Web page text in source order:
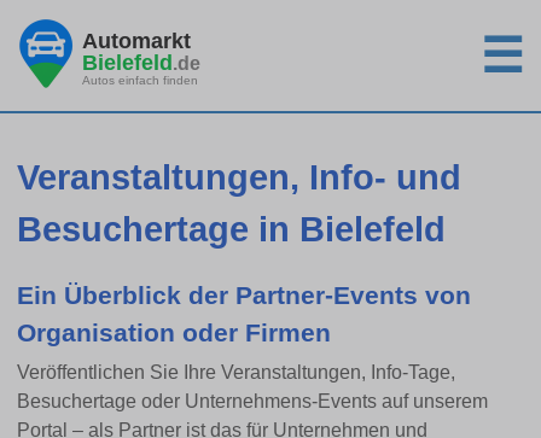
Automarkt
Bielefeld.de
Autos einfach finden ☰
Veranstaltungen, Info- und
Besuchertage in Bielefeld
Ein Überblick der Partner-Events von
Organisation oder Firmen
Veröffentlichen Sie Ihre Veranstaltungen, Info-Tage,
Besuchertage oder Unternehmens-Events auf unserem
Portal – als Partner ist das für Unternehmen und